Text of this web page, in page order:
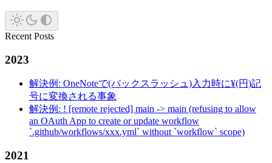
Recent Posts
2023
解決例: OneNoteで(バックスラッシュ)入力時に¥(円)記
号に変換される事象
解決例: ! [remote rejected] main -> main (refusing to allow
an OAuth App to create or update workflow
`.github/workflows/xxx.yml` without `workflow` scope)
2021